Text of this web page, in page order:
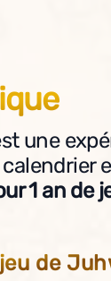
une
1 an de
de